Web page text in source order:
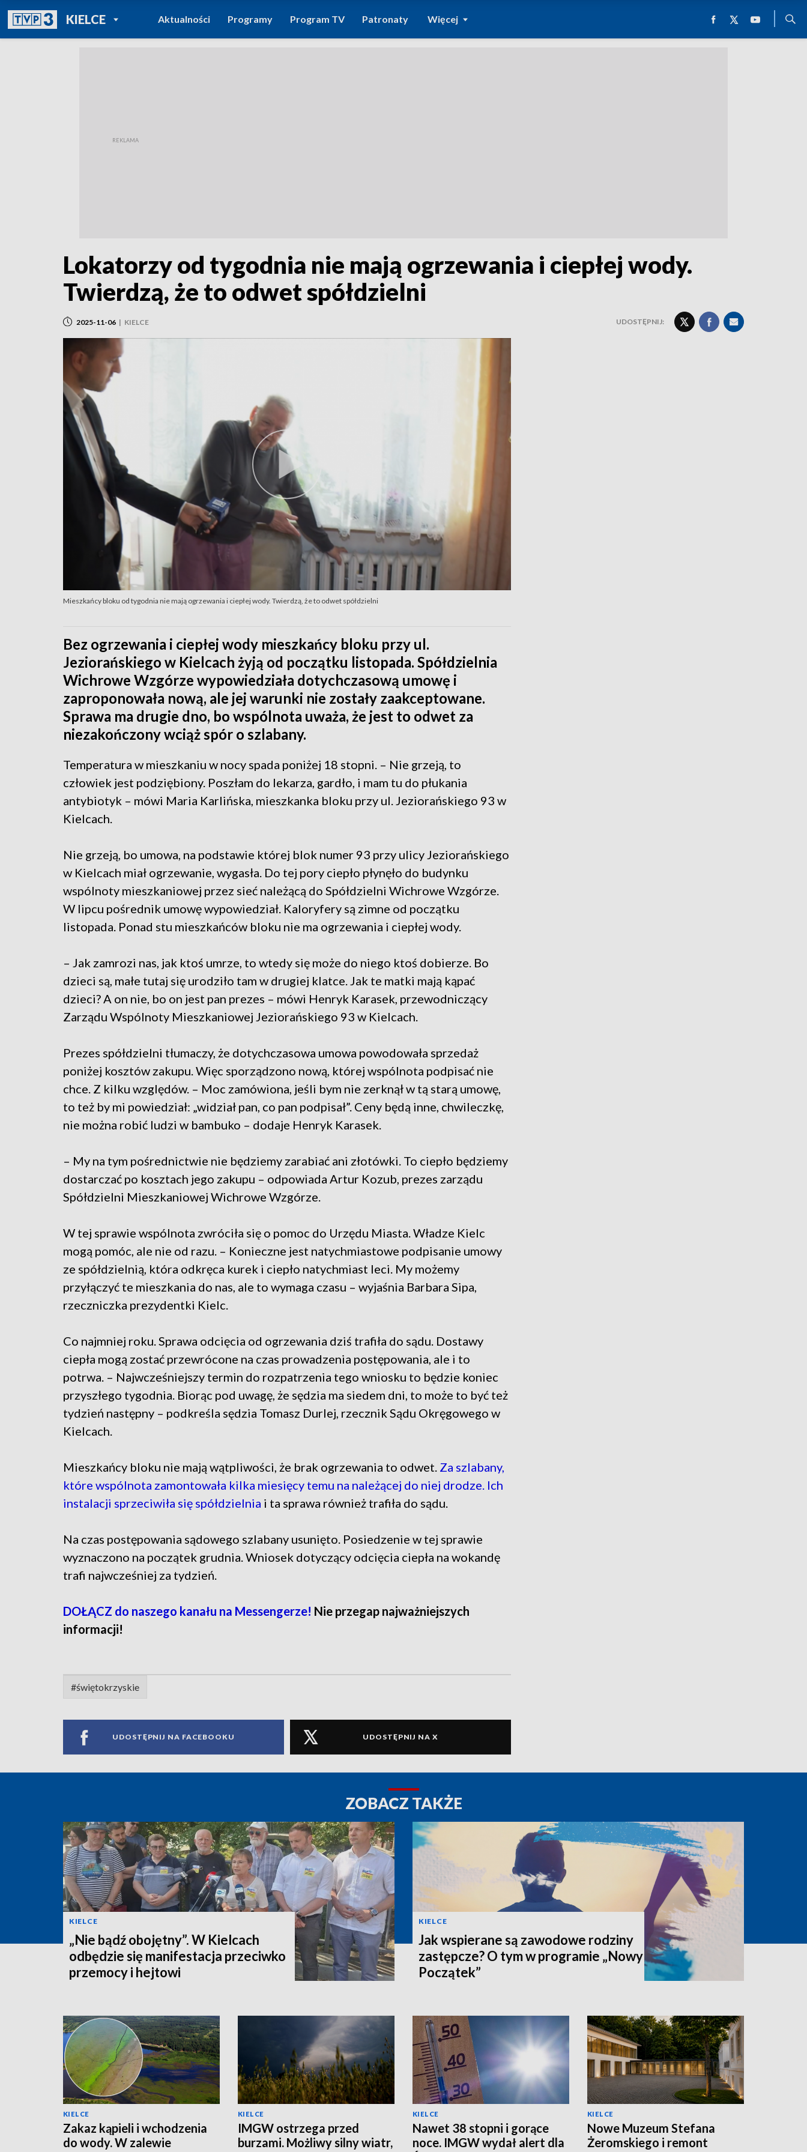
KIELCEPOWRÓT DO
TVP REGIONY
Aktualności Programy Program TV Patronaty Więcej
Lokatorzy od tygodnia nie mają ogrzewania i ciepłej wody.
Twierdzą, że to odwet spółdzielni
2025-11-06 | KIELCE UDOSTĘPNIJ:
Mieszkańcy bloku od tygodnia nie mają ogrzewania i ciepłej wody. Twierdzą, że to odwet spółdzielni
Bez ogrzewania i ciepłej wody mieszkańcy bloku przy ul.
Jeziorańskiego w Kielcach żyją od początku listopada. Spółdzielnia
Wichrowe Wzgórze wypowiedziała dotychczasową umowę i
zaproponowała nową, ale jej warunki nie zostały zaakceptowane.
Sprawa ma drugie dno, bo wspólnota uważa, że jest to odwet za
niezakończony wciąż spór o szlabany.
Temperatura w mieszkaniu w nocy spada poniżej 18 stopni. – Nie grzeją, to
człowiek jest podziębiony. Poszłam do lekarza, gardło, i mam tu do płukania
antybiotyk – mówi Maria Karlińska, mieszkanka bloku przy ul. Jeziorańskiego 93 w
Kielcach.
Nie grzeją, bo umowa, na podstawie której blok numer 93 przy ulicy Jeziorańskiego
w Kielcach miał ogrzewanie, wygasła. Do tej pory ciepło płynęło do budynku
wspólnoty mieszkaniowej przez sieć należącą do Spółdzielni Wichrowe Wzgórze.
W lipcu pośrednik umowę wypowiedział. Kaloryfery są zimne od początku
listopada. Ponad stu mieszkańców bloku nie ma ogrzewania i ciepłej wody.
– Jak zamrozi nas, jak ktoś umrze, to wtedy się może do niego ktoś dobierze. Bo
dzieci są, małe tutaj się urodziło tam w drugiej klatce. Jak te matki mają kąpać
dzieci? A on nie, bo on jest pan prezes – mówi Henryk Karasek, przewodniczący
Zarządu Wspólnoty Mieszkaniowej Jeziorańskiego 93 w Kielcach.
Prezes spółdzielni tłumaczy, że dotychczasowa umowa powodowała sprzedaż
poniżej kosztów zakupu. Więc sporządzono nową, której wspólnota podpisać nie
chce. Z kilku względów. – Moc zamówiona, jeśli bym nie zerknął w tą starą umowę,
to też by mi powiedział: „widział pan, co pan podpisał”. Ceny będą inne, chwileczkę,
nie można robić ludzi w bambuko – dodaje Henryk Karasek.
– My na tym pośrednictwie nie będziemy zarabiać ani złotówki. To ciepło będziemy
dostarczać po kosztach jego zakupu – odpowiada Artur Kozub, prezes zarządu
Spółdzielni Mieszkaniowej Wichrowe Wzgórze.
W tej sprawie wspólnota zwróciła się o pomoc do Urzędu Miasta. Władze Kielc
mogą pomóc, ale nie od razu. – Konieczne jest natychmiastowe podpisanie umowy
ze spółdzielnią, która odkręca kurek i ciepło natychmiast leci. My możemy
przyłączyć te mieszkania do nas, ale to wymaga czasu – wyjaśnia Barbara Sipa,
rzeczniczka prezydentki Kielc.
Co najmniej roku. Sprawa odcięcia od ogrzewania dziś trafiła do sądu. Dostawy
ciepła mogą zostać przewrócone na czas prowadzenia postępowania, ale i to
potrwa. – Najwcześniejszy termin do rozpatrzenia tego wniosku to będzie koniec
przyszłego tygodnia. Biorąc pod uwagę, że sędzia ma siedem dni, to może to być też
tydzień następny – podkreśla sędzia Tomasz Durlej, rzecznik Sądu Okręgowego w
Kielcach.
Mieszkańcy bloku nie mają wątpliwości, że brak ogrzewania to odwet. Za szlabany,
które wspólnota zamontowała kilka miesięcy temu na należącej do niej drodze. Ich
instalacji sprzeciwiła się spółdzielnia i ta sprawa również trafiła do sądu.
Na czas postępowania sądowego szlabany usunięto. Posiedzenie w tej sprawie
wyznaczono na początek grudnia. Wniosek dotyczący odcięcia ciepła na wokandę
trafi najwcześniej za tydzień.
DOŁĄCZ do naszego kanału na Messengerze! Nie przegap najważniejszych
informacji!
#świętokrzyskie
UDOSTĘPNIJ NA FACEBOOKU UDOSTĘPNIJ NA X
ZOBACZ TAKŻE
KIELCE
„Nie bądź obojętny”. W Kielcach
odbędzie się manifestacja przeciwko
przemocy i hejtowi
KIELCE
Jak wspierane są zawodowe rodziny
zastępcze? O tym w programie „Nowy
Początek”
KIELCE
Zakaz kąpieli i wchodzenia
do wody. W zalewie
KIELCE
IMGW ostrzega przed
burzami. Możliwy silny wiatr,
KIELCE
Nawet 38 stopni i gorące
noce. IMGW wydał alert dla
KIELCE
Nowe Muzeum Stefana
Żeromskiego i remont